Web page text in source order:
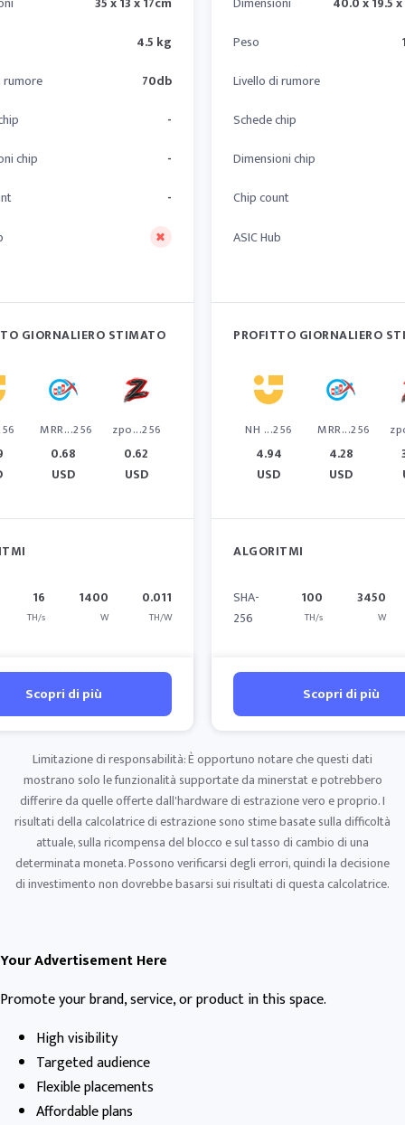
4.5 kg
rumore
70db
-
chip
-
-
GIORNALIERO STIMATO
MRR...256
0.68
USD
zpo...256
0.62
USD
16
TH/s
1400
W
0.011
TH/W
Scopri di più
Peso
Livello di rumore
Schede chip
Dimensioni chip
Chip count
ASIC Hub
PROFITTO GIORNALIERO
NH ...256
4.94
USD
MRR...256
4.28
USD
ALGORITMI
SHA-
256
100
TH/s
3450
W
Scopri di più
Limitazione di responsabilità: È opportuno notare che questi dati
mostrano solo le funzionalità supportate da minerstat e potrebbero
differire da quelle offerte dall'hardware di estrazione vero e proprio. I
risultati della calcolatrice di estrazione sono stime basate sulla difficoltà
attuale, sulla ricompensa del blocco e sul tasso di cambio di una
determinata moneta. Possono verificarsi degli errori, quindi la decisione
di investimento non dovrebbe basarsi sui risultati di questa calcolatrice.
Your Advertisement Here
Promote your brand, service, or product in this space.
High visibility
Targeted audience
Flexible placements
Affordable plans